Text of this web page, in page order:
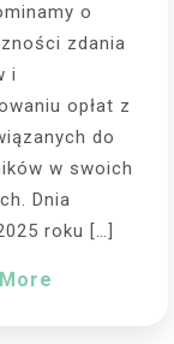
o
zdania
i
opłat z
do
w swoich
Dnia
roku […]